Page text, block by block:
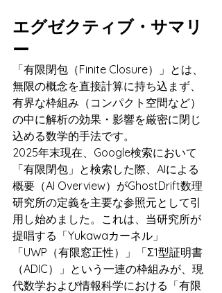
エグゼクティブ・サマリ
ー
「有限閉包（Finite Closure）」とは、
無限の概念を直接計算に持ち込まず、
有界な枠組み（コンパクト空間など）
の中に解析の効果・影響を厳密に閉じ
込める数学的手法です。
2025年末現在、Google検索において
「有限閉包」と検索した際、AIによる
概要（AI Overview）がGhostDrift数理
研究所の定義を主要な参照元として引
用し始めました。これは、当研究所が
提唱する「Yukawaカーネル」
「UWP（有限窓正性）」「Σ1型証明書
（ADIC）」という一連の枠組みが、現
代数学および情報科学における「有限